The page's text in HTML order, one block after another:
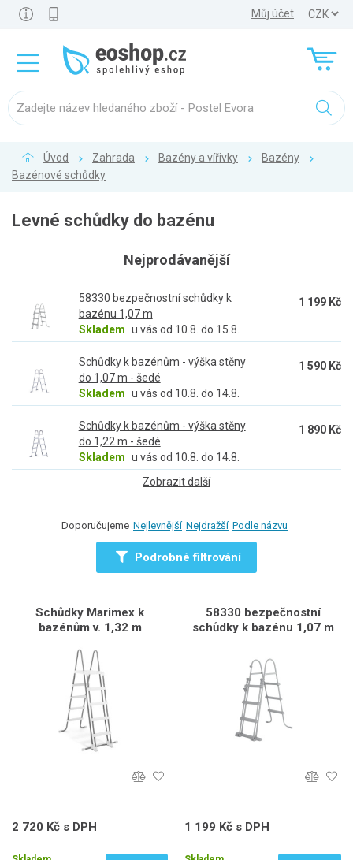
Můj účet
Úvod Zahrada Bazény a vířivky
Bazény
Bazénové schůdky
Levné schůdky do bazénu
Nejprodávanější
58330 bezpečnostní schůdky k
bazénu 1,07 m
Skladem u vás od 10.8. do 15.8.
1 199 Kč
Schůdky k bazénům - výška stěny
do 1,07 m - šedé
Skladem u vás od 10.8. do 14.8.
1 590 Kč
Schůdky k bazénům - výška stěny
do 1,22 m - šedé
Skladem u vás od 10.8. do 14.8.
1 890 Kč
Zobrazit další
Doporučujeme Nejlevnější Nejdražší Podle názvu
Podrobné filtrování
Schůdky Marimex k
bazénům v. 1,32 m
2 720 Kč s DPH
58330 bezpečnostní
schůdky k bazénu 1,07 m
1 199 Kč s DPH